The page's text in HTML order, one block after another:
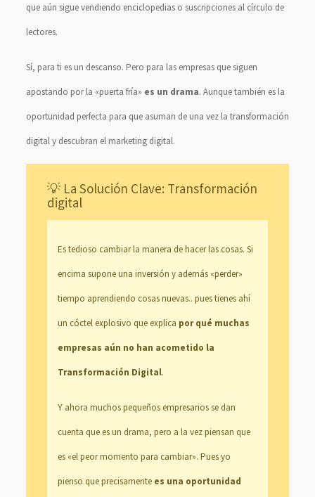
que aún sigue vendiendo enciclopedias o suscripciones al círculo de
lectores.
Sí, para ti es un descanso. Pero para las empresas que siguen
apostando por la «puerta fría» es un drama. Aunque también es la
oportunidad perfecta para que asuman de una vez la transformación
digital y descubran el marketing digital.
💡 La Solución Clave: Transformación
digital
Es tedioso cambiar la manera de hacer las cosas. Si
encima supone una inversión y además «perder»
tiempo aprendiendo cosas nuevas.. pues tienes ahí
un cóctel explosivo que explica por qué muchas
empresas aún no han acometido la
Transformación Digital.
Y ahora muchos pequeños empresarios se dan
cuenta que es un drama, pero a la vez piensan que
es «el peor momento para cambiar». Pues yo
pienso que precisamente es una oportunidad